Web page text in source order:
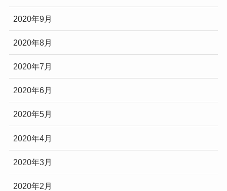
2020年9月
2020年8月
2020年7月
2020年6月
2020年5月
2020年4月
2020年3月
2020年2月